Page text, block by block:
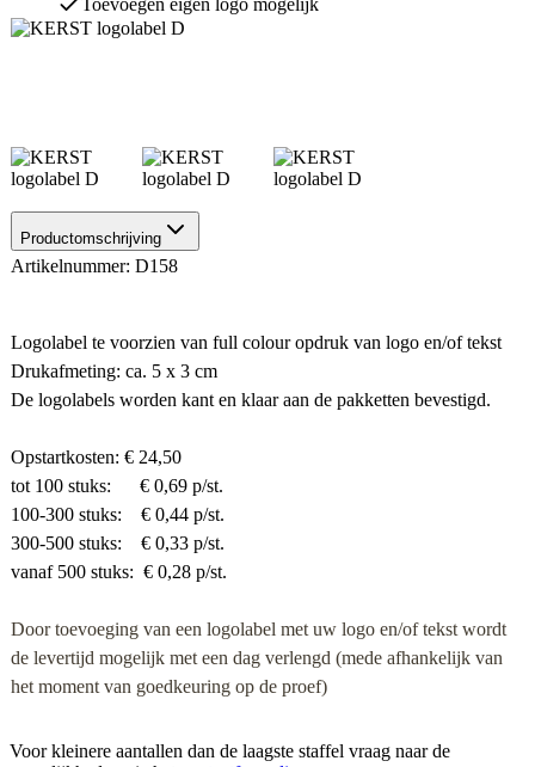
Toevoegen eigen logo mogelijk
Productomschrijving
Artikelnummer: D158
Logolabel te voorzien van full colour opdruk van logo en/of tekst
Drukafmeting: ca. 5 x 3 cm
De logolabels worden kant en klaar aan de pakketten bevestigd.
Opstartkosten: € 24,50
tot 100 stuks: € 0,69 p/st.
100-300 stuks: € 0,44 p/st.
300-500 stuks: € 0,33 p/st.
vanaf 500 stuks: € 0,28 p/st.
Door toevoeging van een logolabel met uw logo en/of tekst wordt
de levertijd mogelijk met een dag verlengd (mede afhankelijk van
het moment van goedkeuring op de proef)
Voor kleinere aantallen dan de laagste staffel vraag naar de